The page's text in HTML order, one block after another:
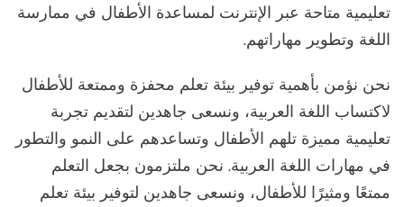
تعليمية متاحة عبر الإنترنت لمساعدة الأطفال في ممارسة
اللغة وتطوير مهاراتهم.
نحن نؤمن بأهمية توفير بيئة تعلم محفزة وممتعة للأطفال
لاكتساب اللغة العربية، ونسعى جاهدين لتقديم تجربة
تعليمية مميزة تلهم الأطفال وتساعدهم على النمو والتطور
في مهارات اللغة العربية. نحن ملتزمون بجعل التعلم
ممتعًا ومثيرًا للأطفال، ونسعى جاهدين لتوفير بيئة تعلم